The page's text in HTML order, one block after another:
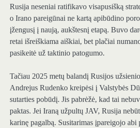
Rusija neseniai ratifikavo visapusišką
o Irano pareigūnai ne kartą apibūdino
įžengusį į naują, aukštesnį etapą. Buvo
retai išreiškiama aiškiai, bet plačiai
pasikeitė už taktinio patogumo.
Tačiau 2025 metų balandį Rusijos
Andrejus Rudenko kreipėsi į Valstybės
sutarties pobūdį. Jis pabrėžė, kad tai
paktas. Jei Iraną užpultų JAV, Rusija
karinę pagalbą. Susitarimas įpareigojo abi